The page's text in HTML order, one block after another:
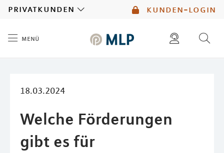
kunden-login
privatkunden
menü
18.03.2024
Welche Förderungen
gibt es für